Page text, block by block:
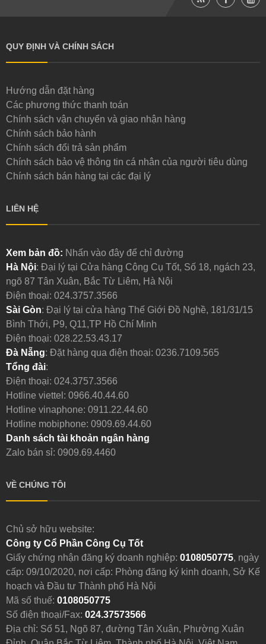
QUY ĐỊNH VÀ CHÍNH SÁCH
Hướng dẫn đặt hàng
Các phương thức thanh toán
Chính sách vận chuyển và giao nhận hàng
Chính sách bảo hành
Chính sách đổi trả sản phẩm
Chính sách bảo vệ thông tin cá nhân của người tiêu dùng
Chính sách bán hàng tại các đại lý
LIÊN HỆ
Xem bản đồ: Nhấn vào đây để chỉ đường
Hà Nội: Đại lý tại Cửa hàng Công Cụ Tốt, Số 18, ngách 23,
ngõ 87 Tân Xuân, Bắc Từ Liêm, Hà Nội
Điện thoại: 024.3757.3566
Sài Gòn: Đại lý tại cửa hàng Thế Giới Đồ Nghề, 181/31/15
Bình Thới, P9, Q11,TP Hồ Chí Minh
Điện thoại: 028.22.53.43.17
Đà Nẵng: Đặt hàng qua điện thoại: 0236.7109.565
Tổng đài:
Điện thoại: 024.3757.3566
Hotline viettel: 0966.40.44.60
Hotline vinaphone: 0911.22.44.60
Hotline mobiphone: 0909.69.44.60
Danh sách tài khoản ngân hàng
Zalo bán sỉ: 0909.69.4460
VỀ CHÚNG TÔI
Chủ sở hữu website:
Công ty Cổ Phần Công Cụ Tốt
Giấy chứng nhận đăng ký doanh nghiệp: 0108050775, ngày
cấp: 09/10/2020, nơi cấp: Phòng đăng ký kinh doanh, Sở Kế
hoạch và Đầu tư Thành phố Hà Nội
Mã số thuế: 0108050775
Số điện thoại/Fax: 024.37573566
Địa chỉ: Số 51, Ngõ 87, đường Tân Xuân, Phường Xuân